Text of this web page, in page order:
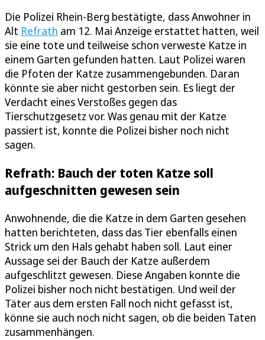
Die Polizei Rhein-Berg bestätigte, dass Anwohner in
Alt Refrath am 12. Mai Anzeige erstattet hatten, weil
sie eine tote und teilweise schon verweste Katze in
einem Garten gefunden hatten. Laut Polizei waren
die Pfoten der Katze zusammengebunden. Daran
könnte sie aber nicht gestorben sein. Es liegt der
Verdacht eines Verstoßes gegen das
Tierschutzgesetz vor. Was genau mit der Katze
passiert ist, konnte die Polizei bisher noch nicht
sagen.
Refrath: Bauch der toten Katze soll
aufgeschnitten gewesen sein
Anwohnende, die die Katze in dem Garten gesehen
hatten berichteten, dass das Tier ebenfalls einen
Strick um den Hals gehabt haben soll. Laut einer
Aussage sei der Bauch der Katze außerdem
aufgeschlitzt gewesen. Diese Angaben konnte die
Polizei bisher noch nicht bestätigen. Und weil der
Täter aus dem ersten Fall noch nicht gefasst ist,
könne sie auch noch nicht sagen, ob die beiden Taten
zusammenhängen.